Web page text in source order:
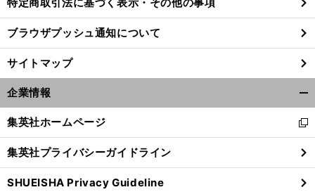
NGT48
ブラウザプッシュ通知について
サイトマップ
企業情報
閉
る
集英社ホームページ
新
し
い
ウ
ィ
集英社プライバシーガイドライン
SHUEISHA Privacy Guideline